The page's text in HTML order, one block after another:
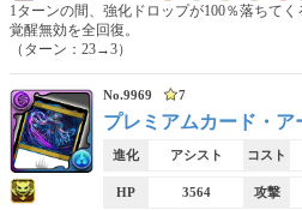
単体割合ダメージスキル 全体割合ダメージ
釘ドロップ HP回復ス
軽減スキル
1ターンの間、強化ドロップが100％落ちてく
覚醒無効を全回復。
（ターン：23→3）
No.9969 7
プレミアムカード・ア
進化 アシスト コスト
HP 3564 攻撃